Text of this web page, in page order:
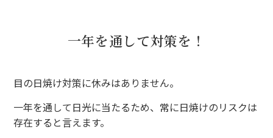
一年を通して対策を！
目の日焼け対策に休みはありません。
一年を通して日光に当たるため、常に日焼けのリスクは
存在すると言えます。